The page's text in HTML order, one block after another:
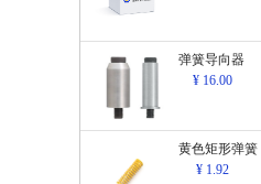
弹簧导向器
¥ 16.00
黄色矩形弹簧
¥ 1.92